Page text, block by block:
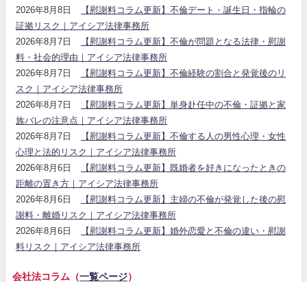
2026年8月8日
【慰謝料コラム更新】不倫デート・誕生日・指輪の
証拠リスク｜アイシア法律事務所
2026年8月7日
【慰謝料コラム更新】不倫が問題となる法律・慰謝
料・社会的理由｜アイシア法律事務所
2026年8月7日
【慰謝料コラム更新】不倫経験の割合と発覚後のリ
スク｜アイシア法律事務所
2026年8月7日
【慰謝料コラム更新】単身赴任中の不倫・証拠と家
族バレの注意点｜アイシア法律事務所
2026年8月7日
【慰謝料コラム更新】不倫する人の男性心理・女性
心理と法的リスク｜アイシア法律事務所
2026年8月6日
【慰謝料コラム更新】既婚者を好きになったときの
距離の置き方｜アイシア法律事務所
2026年8月6日
【慰謝料コラム更新】主婦の不倫が発覚した後の慰
謝料・離婚リスク｜アイシア法律事務所
2026年8月6日
【慰謝料コラム更新】婚外恋愛と不倫の違い・慰謝
料リスク｜アイシア法律事務所
会社法コラム（一覧ページ）